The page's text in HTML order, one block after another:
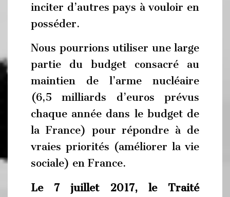
inciter d’autres pays à vouloir en
posséder.
Nous pourrions utiliser une large
partie du budget consacré au
maintien de l’arme nucléaire
(6,5 milliards d’euros prévus
chaque année dans le budget de
la France) pour répondre à de
vraies priorités (améliorer la vie
sociale) en France.
Le 7 juillet 2017, le Traité